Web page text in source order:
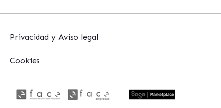
Privacidad y Aviso legal
Cookies